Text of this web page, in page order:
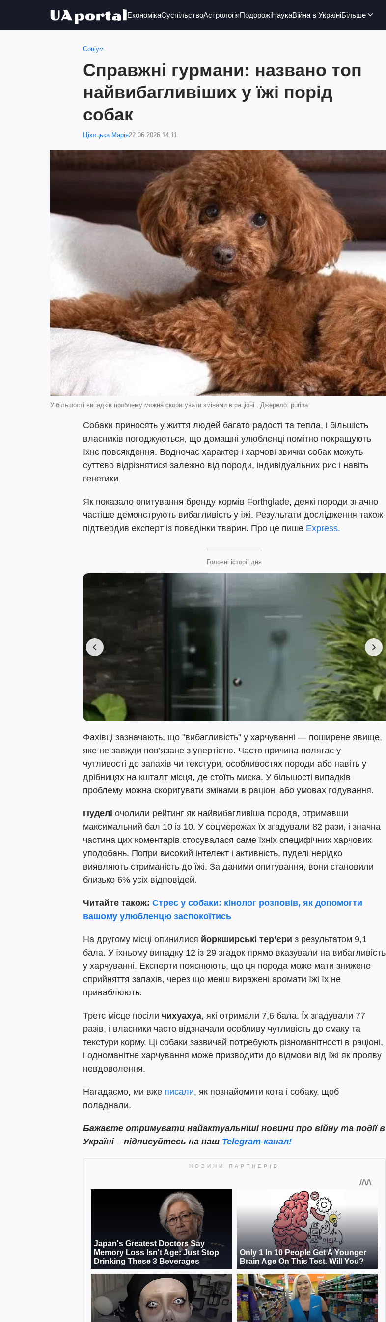
ЕкономікаСуспільствоАстрологіяПодорожіНаукаВійна в УкраїніБільше
Соціум
Справжні гурмани: названо топ
найвибагливіших у їжі порід
собак
Ціхоцька Марія22.06.2026 14:11
У більшості випадків проблему можна скоригувати змінами в раціоні . Джерело: purina
Собаки приносять у життя людей багато радості та тепла, і більшість
власників погоджуються, що домашні улюбленці помітно покращують
їхнє повсякдення. Водночас характер і харчові звички собак можуть
суттєво відрізнятися залежно від породи, індивідуальних рис і навіть
генетики.
Як показало опитування бренду кормів Forthglade, деякі породи значно
частіше демонструють вибагливість у їжі. Результати дослідження також
підтвердив експерт із поведінки тварин. Про це пише Express.
Головні історії дня
Фахівці зазначають, що "вибагливість" у харчуванні — поширене явище,
яке не завжди пов’язане з упертістю. Часто причина полягає у
чутливості до запахів чи текстури, особливостях породи або навіть у
дрібницях на кшталт місця, де стоїть миска. У більшості випадків
проблему можна скоригувати змінами в раціоні або умовах годування.
Пуделі очолили рейтинг як найвибагливіша порода, отримавши
максимальний бал 10 із 10. У соцмережах їх згадували 82 рази, і значна
частина цих коментарів стосувалася саме їхніх специфічних харчових
уподобань. Попри високий інтелект і активність, пуделі нерідко
виявляють стриманість до їжі. За даними опитування, вони становили
близько 6% усіх відповідей.
Читайте також: Стрес у собаки: кінолог розповів, як допомогти
вашому улюбленцю заспокоїтись
На другому місці опинилися йоркширські тер’єри з результатом 9,1
бала. У їхньому випадку 12 із 29 згадок прямо вказували на вибагливість
у харчуванні. Експерти пояснюють, що ця порода може мати знижене
сприйняття запахів, через що менш виражені аромати їжі їх не
приваблюють.
Третє місце посіли чихуахуа, які отримали 7,6 бала. Їх згадували 77
разів, і власники часто відзначали особливу чутливість до смаку та
текстури корму. Ці собаки зазвичай потребують різноманітності в раціоні,
і одноманітне харчування може призводити до відмови від їжі як прояву
невдоволення.
Нагадаємо, ми вже писали, як познайомити кота і собаку, щоб
поладнали.
Бажаєте отримувати найактуальніші новини про війну та події в
Україні – підписуйтесь на наш Telegram-канал!